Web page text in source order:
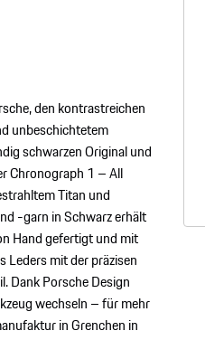
den kontrastreichen
unbeschichtetem
schwarzen Original und
Chronograph 1 – All
Titan und
-garn in Schwarz erhält
Hand gefertigt und mit
Leders mit der präzisen
Dank Porsche Design
wechseln – für mehr
in Grenchen in